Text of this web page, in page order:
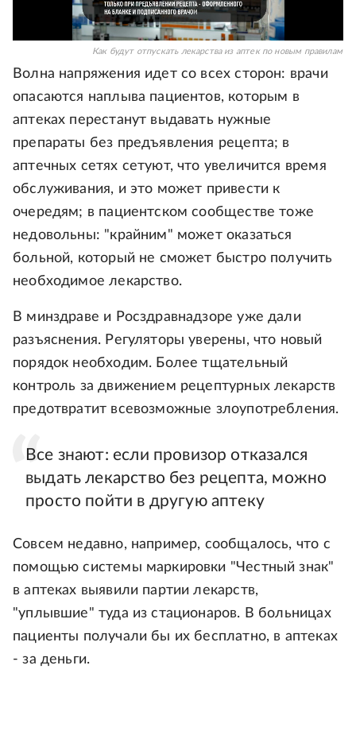
Как будут отпускать лекарства из аптек по новым правилам
Волна напряжения идет со всех сторон: врачи
опасаются наплыва пациентов, которым в
аптеках перестанут выдавать нужные
препараты без предъявления рецепта; в
аптечных сетях сетуют, что увеличится время
обслуживания, и это может привести к
очередям; в пациентском сообществе тоже
недовольны: "крайним" может оказаться
больной, который не сможет быстро получить
необходимое лекарство.
В минздраве и Росздравнадзоре уже дали
разъяснения. Регуляторы уверены, что новый
порядок необходим. Более тщательный
контроль за движением рецептурных лекарств
предотвратит всевозможные злоупотребления.
Все знают: если провизор отказался
выдать лекарство без рецепта, можно
просто пойти в другую аптеку
Совсем недавно, например, сообщалось, что с
помощью системы маркировки "Честный знак"
в аптеках выявили партии лекарств,
"уплывшие" туда из стационаров. В больницах
пациенты получали бы их бесплатно, в аптеках
- за деньги.